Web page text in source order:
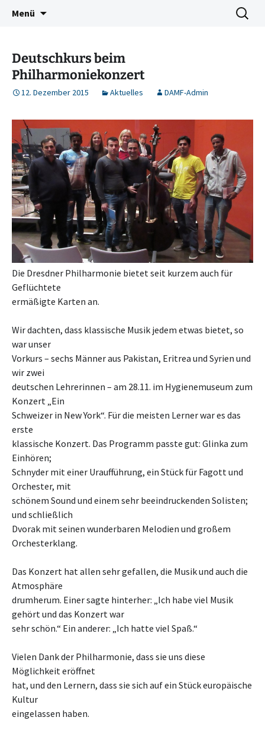
Damf Dresden
Deutschkurse Asyl Migration Flucht Dresden
Menü
Suchen
nach:
Deutschkurs beim
Philharmoniekonzert
12. Dezember 2015 Aktuelles DAMF-Admin
Die Dresdner Philharmonie bietet seit kurzem auch für
Geflüchtete
ermäßigte Karten an.
Wir dachten, dass klassische Musik jedem etwas bietet, so
war unser
Vorkurs – sechs Männer aus Pakistan, Eritrea und Syrien und
wir zwei
deutschen Lehrerinnen – am 28.11. im Hygienemuseum zum
Konzert „Ein
Schweizer in New York“. Für die meisten Lerner war es das
erste
klassische Konzert. Das Programm passte gut: Glinka zum
Einhören;
Schnyder mit einer Uraufführung, ein Stück für Fagott und
Orchester, mit
schönem Sound und einem sehr beeindruckenden Solisten;
und schließlich
Dvorak mit seinen wunderbaren Melodien und großem
Orchesterklang.
Das Konzert hat allen sehr gefallen, die Musik und auch die
Atmosphäre
drumherum. Einer sagte hinterher: „Ich habe viel Musik
gehört und das Konzert war
sehr schön.“ Ein anderer: „Ich hatte viel Spaß.“
Vielen Dank der Philharmonie, dass sie uns diese
Möglichkeit eröffnet
hat, und den Lernern, dass sie sich auf ein Stück europäische
Kultur
eingelassen haben.